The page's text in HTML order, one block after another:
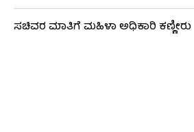
ಸಚಿವರ ಮಾತಿಗೆ ಮಹಿಳಾ ಅಧಿಕಾರಿ ಕಣ್ಣೀರು